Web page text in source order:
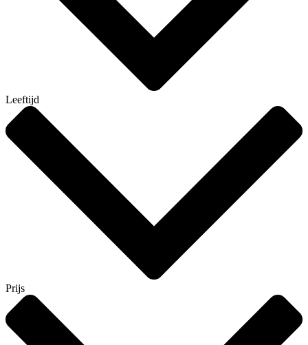
Leeftijd
Prijs